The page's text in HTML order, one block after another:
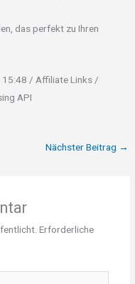
das perfekt zu Ihren
/ Affiliate Links /
API
Nächster Beitrag →
Erforderliche